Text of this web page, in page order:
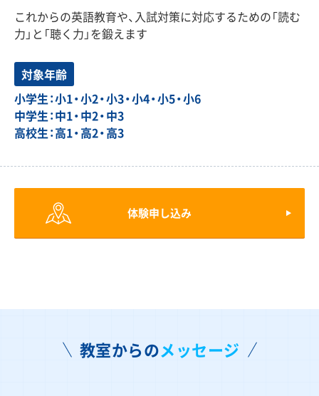
これからの英語教育や、入試対策に対応するための「読む
力」と「聴く力」を鍛えます
対象年齢
小学生：小1・小2・小3・小4・小5・小6
中学生：中1・中2・中3
高校生：高1・高2・高3
体験申し込み
教室からのメッセージ